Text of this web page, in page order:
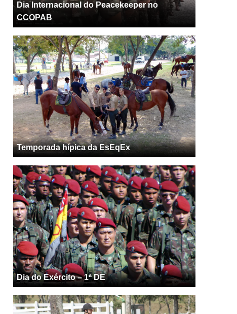
Dia Internacional do Peacekeeper no
CCOPAB
Temporada hípica da EsEqEx
Dia do Exército – 1ª DE